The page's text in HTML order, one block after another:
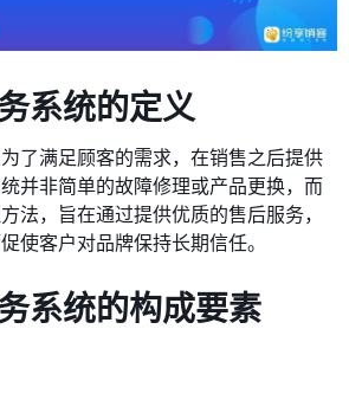
系统的定义
了满足顾客的需求，在销售之后提供
并非简单的故障修理或产品更换，而
法，旨在通过提供优质的售后服务，
使客户对品牌保持长期信任。
系统的构成要素